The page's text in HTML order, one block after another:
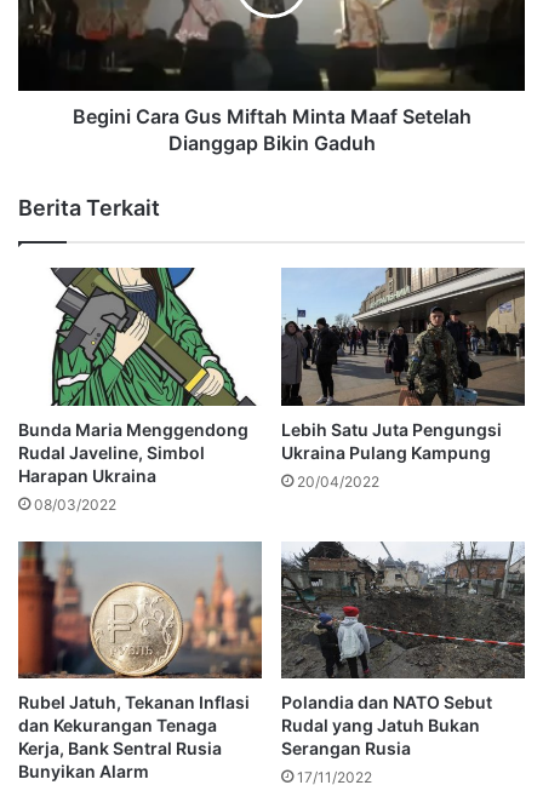
Begini Cara Gus Miftah Minta Maaf Setelah
Dianggap Bikin Gaduh
Berita Terkait
Bunda Maria Menggendong
Rudal Javeline, Simbol
Harapan Ukraina
08/03/2022
Lebih Satu Juta Pengungsi
Ukraina Pulang Kampung
20/04/2022
Rubel Jatuh, Tekanan Inflasi
dan Kekurangan Tenaga
Kerja, Bank Sentral Rusia
Bunyikan Alarm
Polandia dan NATO Sebut
Rudal yang Jatuh Bukan
Serangan Rusia
17/11/2022